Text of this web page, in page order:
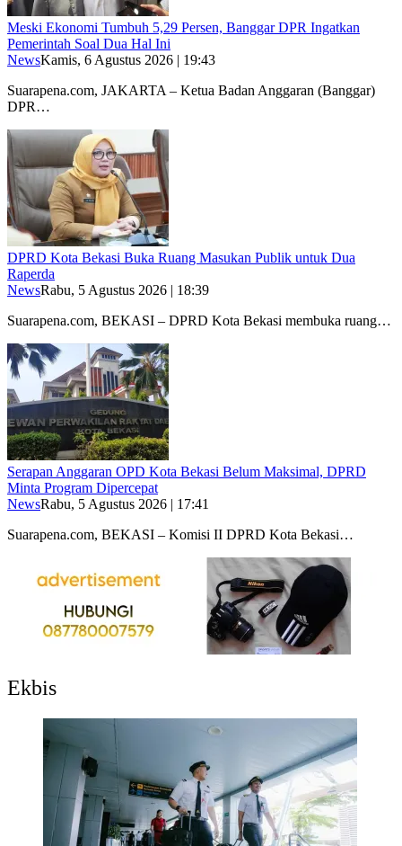
Meski Ekonomi Tumbuh 5,29 Persen, Banggar DPR Ingatkan
Pemerintah Soal Dua Hal Ini
NewsKamis, 6 Agustus 2026 | 19:43
Suarapena.com, JAKARTA – Ketua Badan Anggaran (Banggar)
DPR…
DPRD Kota Bekasi Buka Ruang Masukan Publik untuk Dua
Raperda
NewsRabu, 5 Agustus 2026 | 18:39
Suarapena.com, BEKASI – DPRD Kota Bekasi membuka ruang…
Serapan Anggaran OPD Kota Bekasi Belum Maksimal, DPRD
Minta Program Dipercepat
NewsRabu, 5 Agustus 2026 | 17:41
Suarapena.com, BEKASI – Komisi II DPRD Kota Bekasi…
Ekbis